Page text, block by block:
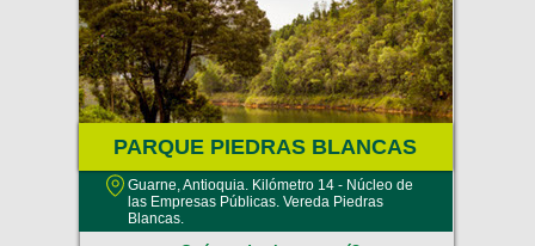
PARQUE PIEDRAS BLANCAS
Guarne, Antioquia. Kilómetro 14 - Núcleo de
las Empresas Públicas. Vereda Piedras
Blancas.